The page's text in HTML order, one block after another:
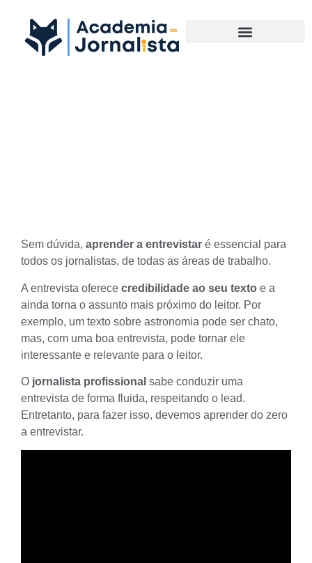
Sem dúvida, aprender a entrevistar é essencial para
todos os jornalistas, de todas as áreas de trabalho.
A entrevista oferece credibilidade ao seu texto e a
ainda torna o assunto mais próximo do leitor. Por
exemplo, um texto sobre astronomia pode ser chato,
mas, com uma boa entrevista, pode tornar ele
interessante e relevante para o leitor.
O jornalista profissional sabe conduzir uma
entrevista de forma fluida, respeitando o lead.
Entretanto, para fazer isso, devemos aprender do zero
a entrevistar.